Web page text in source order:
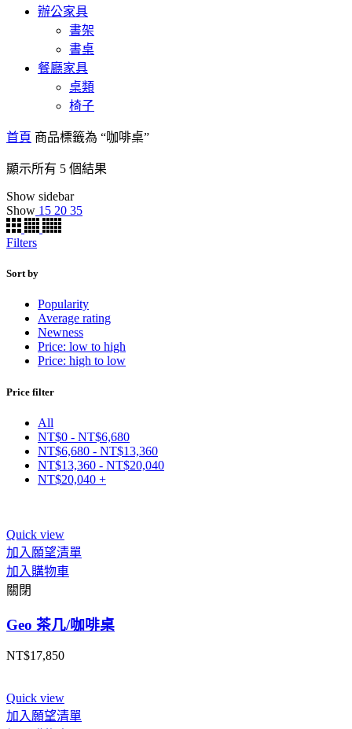
辦公家具
書架
書桌
餐廳家具
桌類
椅子
首頁 商品標籤為 “咖啡桌”
顯示所有 5 個結果
Show sidebar
Show 15 20 35
Filters
Sort by
Popularity
Average rating
Newness
Price: low to high
Price: high to low
Price filter
All
NT$0 - NT$6,680
NT$6,680 - NT$13,360
NT$13,360 - NT$20,040
NT$20,040 +
Quick view
加入願望清單
加入購物車
關閉
Geo 茶几/咖啡桌
NT$17,850
Quick view
加入願望清單